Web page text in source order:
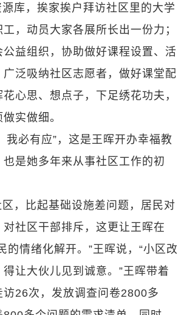
库，挨家挨户拜访社区里的大学
，动员大家各展所长出一份力；
益组织，协助做好课程设置、活
广泛吸纳社区志愿者，做好课堂配
心思、想点子，下足绣花功夫，
实做细。
我必有应”，这是王晖开办幸福教
是她多年来从事社区工作的初
，比起基础设施差问题，居民对
社区干部排斥，这更让王晖在
的情绪化解开。”王晖说，“小区改
让大伙儿见到诚意。”王晖带着
访26次，发放调查问卷2800多